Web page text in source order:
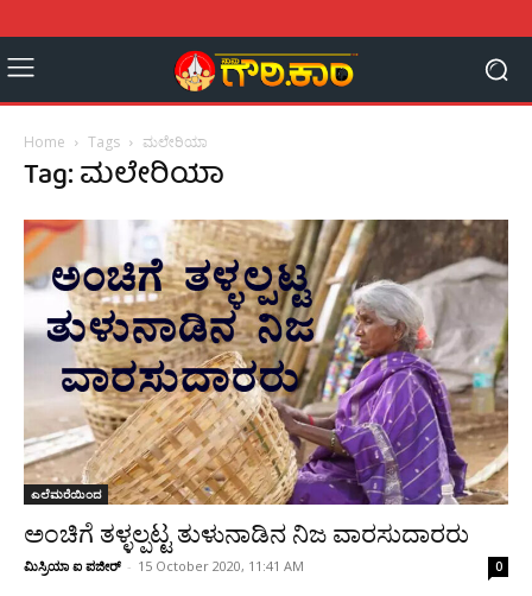
Home Tags ಮಲೇರಿಯಾ
Tag: ಮಲೇರಿಯಾ
ಎಲೆಮರೆಯಿಂದ
ಅಂಚಿಗೆ ತಳ್ಳಲ್ಪಟ್ಟ ತುಳುನಾಡಿನ ನಿಜ ವಾರಸುದಾರರು
ಮಿಸ್ರಿಯಾ ಐ ಪಜೀರ್ - 15 October 2020, 11:41 AM 0